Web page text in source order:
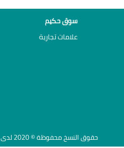
سوق حكيم
علامات تجارية
حقوق النسخ محفوظة © 2020 لدى